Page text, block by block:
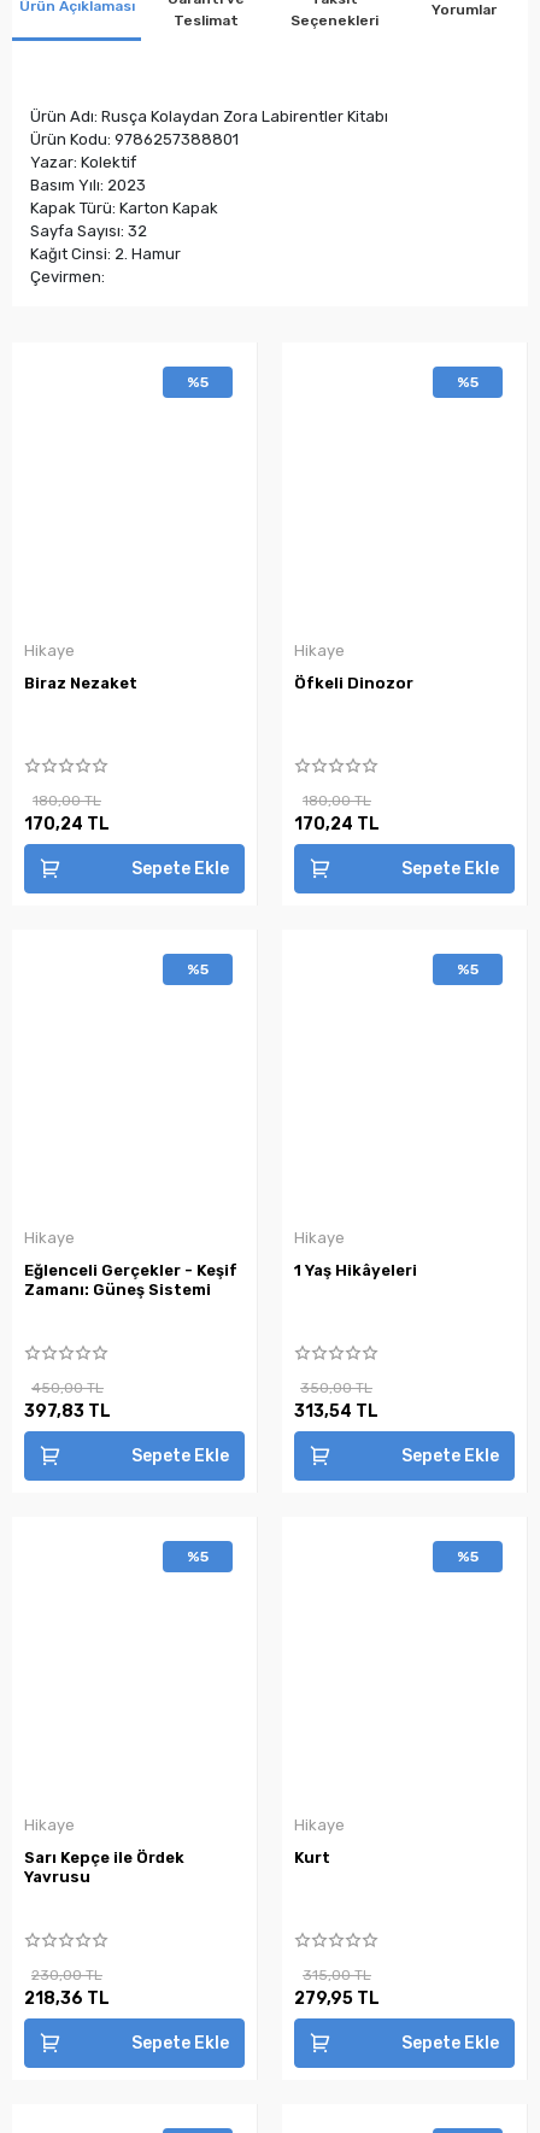
Ürün Açıklaması
Teslimat
Seçenekleri
Yorumlar
Ürün Adı: Rusça Kolaydan Zora Labirentler Kitabı
Ürün Kodu: 9786257388801
Yazar: Kolektif
Basım Yılı: 2023
Kapak Türü: Karton Kapak
Sayfa Sayısı: 32
Kağıt Cinsi: 2. Hamur
Çevirmen:
%5
Hikaye
Biraz Nezaket
180,00 TL
170,24 TL
Sepete Ekle
%5
Hikaye
Öfkeli Dinozor
180,00 TL
170,24 TL
Sepete Ekle
%5
Hikaye
Eğlenceli Gerçekler - Keşif
Zamanı: Güneş Sistemi
450,00 TL
397,83 TL
Sepete Ekle
%5
Hikaye
1 Yaş Hikâyeleri
350,00 TL
313,54 TL
Sepete Ekle
%5
Hikaye
Sarı Kepçe ile Ördek
Yavrusu
230,00 TL
218,36 TL
Sepete Ekle
%5
Hikaye
Kurt
315,00 TL
279,95 TL
Sepete Ekle